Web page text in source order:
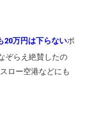
20万円は下らないポ
ぞらえ絶賛したの
ロー空港などにも